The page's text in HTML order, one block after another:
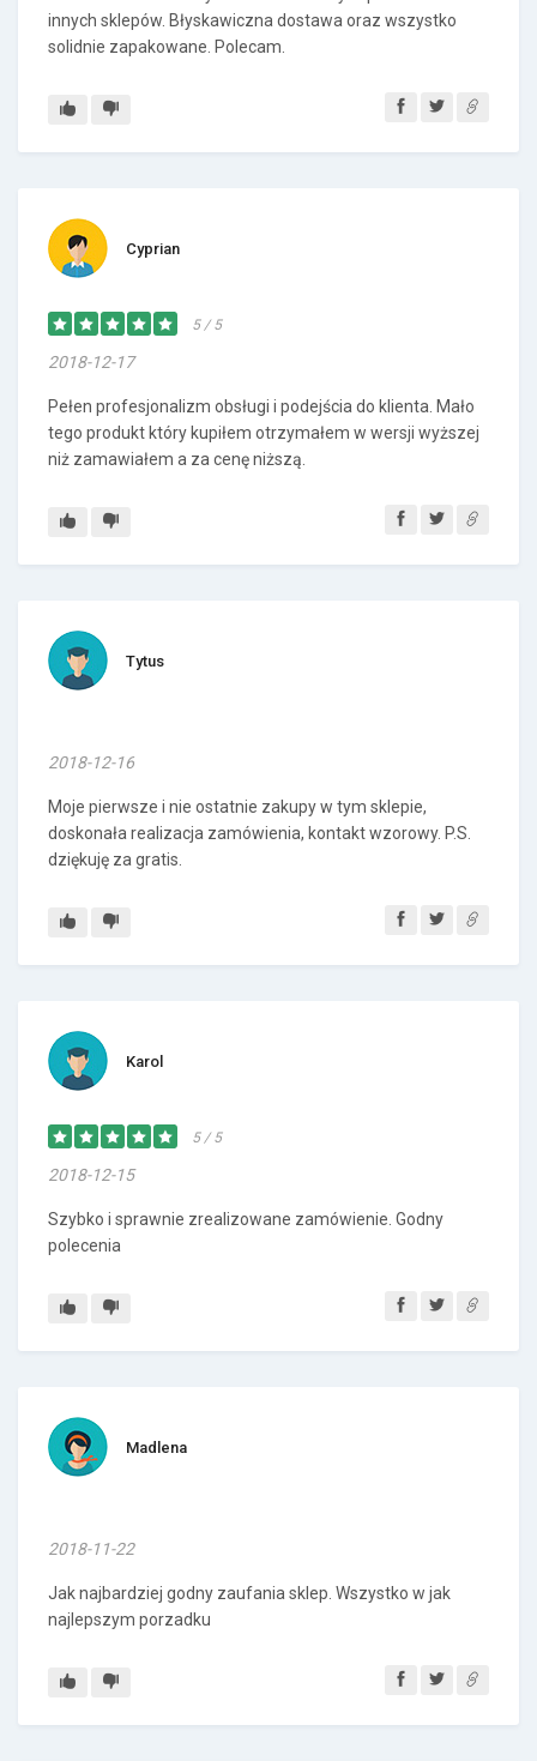
innych sklepów. Błyskawiczna dostawa oraz wszystko
solidnie zapakowane. Polecam.
Cyprian
5 / 5
2018-12-17
Pełen profesjonalizm obsługi i podejścia do klienta. Mało
tego produkt który kupiłem otrzymałem w wersji wyższej
niż zamawiałem a za cenę niższą.
Tytus
2018-12-16
Moje pierwsze i nie ostatnie zakupy w tym sklepie,
doskonała realizacja zamówienia, kontakt wzorowy. P.S.
dziękuję za gratis.
Karol
5 / 5
2018-12-15
Szybko i sprawnie zrealizowane zamówienie. Godny
polecenia
Madlena
2018-11-22
Jak najbardziej godny zaufania sklep. Wszystko w jak
najlepszym porzadku